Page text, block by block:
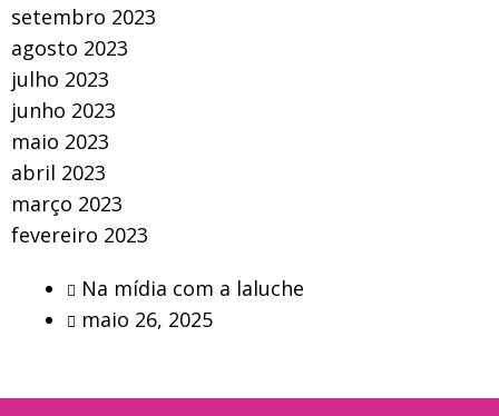
setembro 2023
agosto 2023
julho 2023
junho 2023
maio 2023
abril 2023
março 2023
fevereiro 2023
Na mídia com a laluche
maio 26, 2025